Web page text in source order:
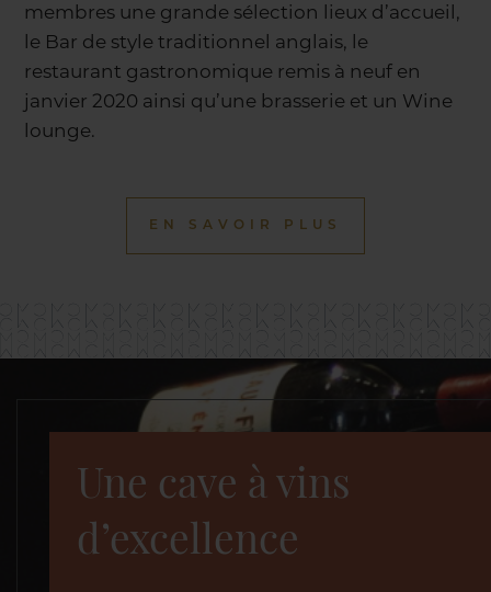
membres une grande sélection lieux d’accueil,
le Bar de style traditionnel anglais, le
restaurant gastronomique remis à neuf en
janvier 2020 ainsi qu’une brasserie et un Wine
lounge.
EN SAVOIR PLUS
Une cave à vins
d’excellence